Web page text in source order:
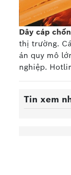
Dây cáp
thị trường.
án quy mô
nghiệp.
Tin xem